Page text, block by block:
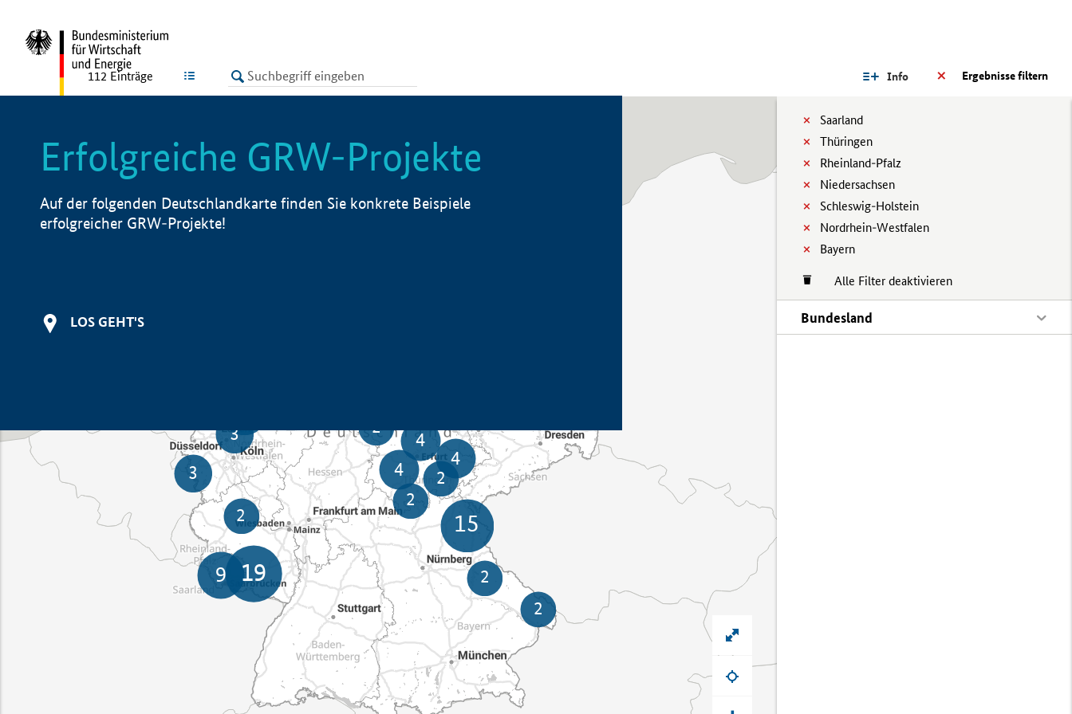
LISTE Ergebnisse filtern
Info
Saarland
Thüringen
Rheinland-Pfalz
Niedersachsen
Schleswig-Holstein
Nordrhein-Westfalen
Bayern
Alle Filter deaktivieren
Bundesland
112 Einträge
Erfolgreiche GRW-Projekte
Auf der folgenden Deutschlandkarte finden Sie konkrete Beispiele
erfolgreicher GRW-Projekte!
LOS GEHT'S